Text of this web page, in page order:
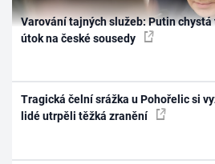
Varování tajných služeb: Putin chystá
útok na české sousedy
Tragická čelní srážka u Pohořelic si
lidé utrpěli těžká zranění